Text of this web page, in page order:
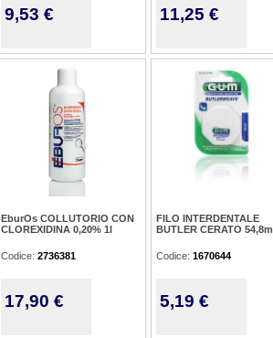
9,53 € 11,25 €
EburOs COLLUTORIO CON
CLOREXIDINA 0,20% 1l
Codice: 2736381
17,90 €
FILO INTERDENTALE
BUTLER CERATO 54,8m
Codice: 1670644
5,19 €